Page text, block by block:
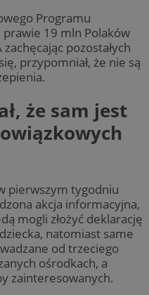
Programu
prawie 19 mln Polaków
pozostałych
przypomniał, że nie są
że sam jest
pierwszym tygodniu
akcja informacyjna,
mogli złożyć deklarację
natomiast same
od trzeciego
ośrodkach, a
zainteresowanych.